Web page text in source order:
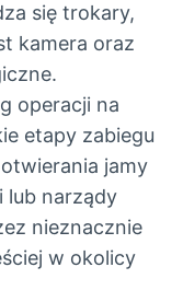
się trokary,
kamera oraz
operacji na
etapy zabiegu
jamy
lub narządy
nieznacznie
w okolicy